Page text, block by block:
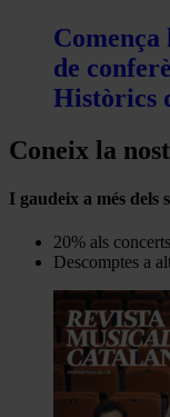
de
Històrics
Coneix la
I gaudeix a més dels
20% als
Descomptes a